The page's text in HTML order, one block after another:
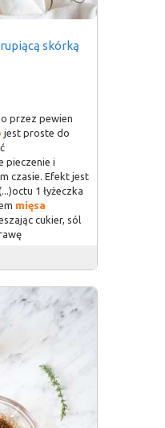
skórką
przez pewien
jest proste do
pieczenie i
czasie. Efekt jest
1 łyżeczka
mięsa
cukier, sól